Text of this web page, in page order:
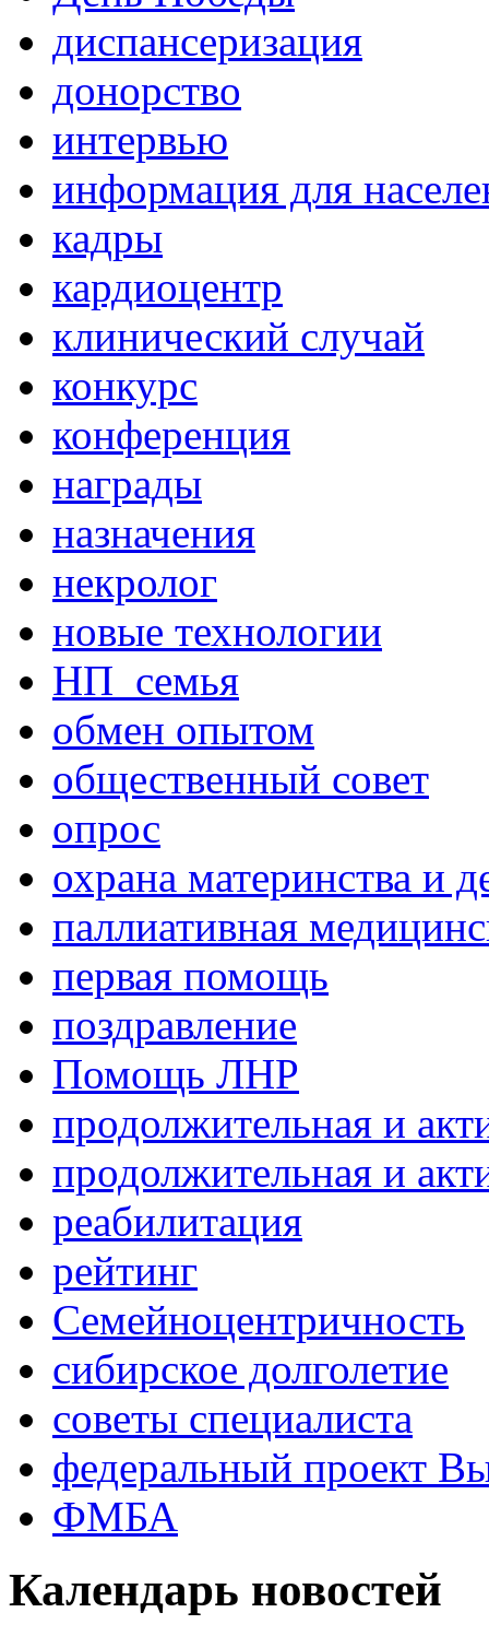
диспансеризация
донорство
интервью
информация для
кадры
кардиоцентр
клинический случай
конкурс
конференция
награды
назначения
некролог
новые технологии
НП_семья
обмен опытом
общественный совет
опрос
охрана материнства и
паллиативная
первая помощь
поздравление
Помощь ЛНР
продолжительная и
продолжительная и
реабилитация
рейтинг
Семейноцентричность
сибирское долголетие
советы специалиста
федеральный проект
ФМБА
Календарь новостей